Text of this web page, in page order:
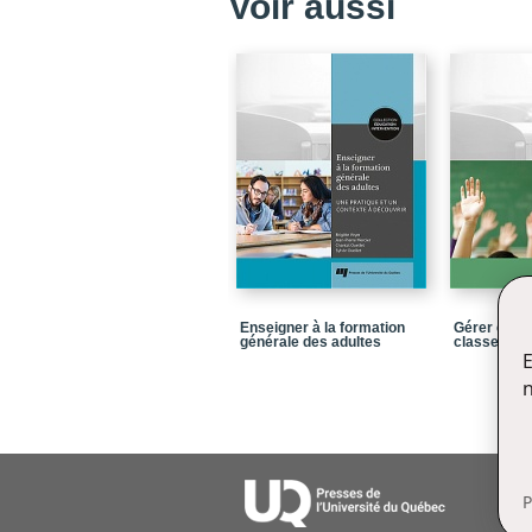
Enseigner à la formation
générale des adultes
Gérer
classe, 2e